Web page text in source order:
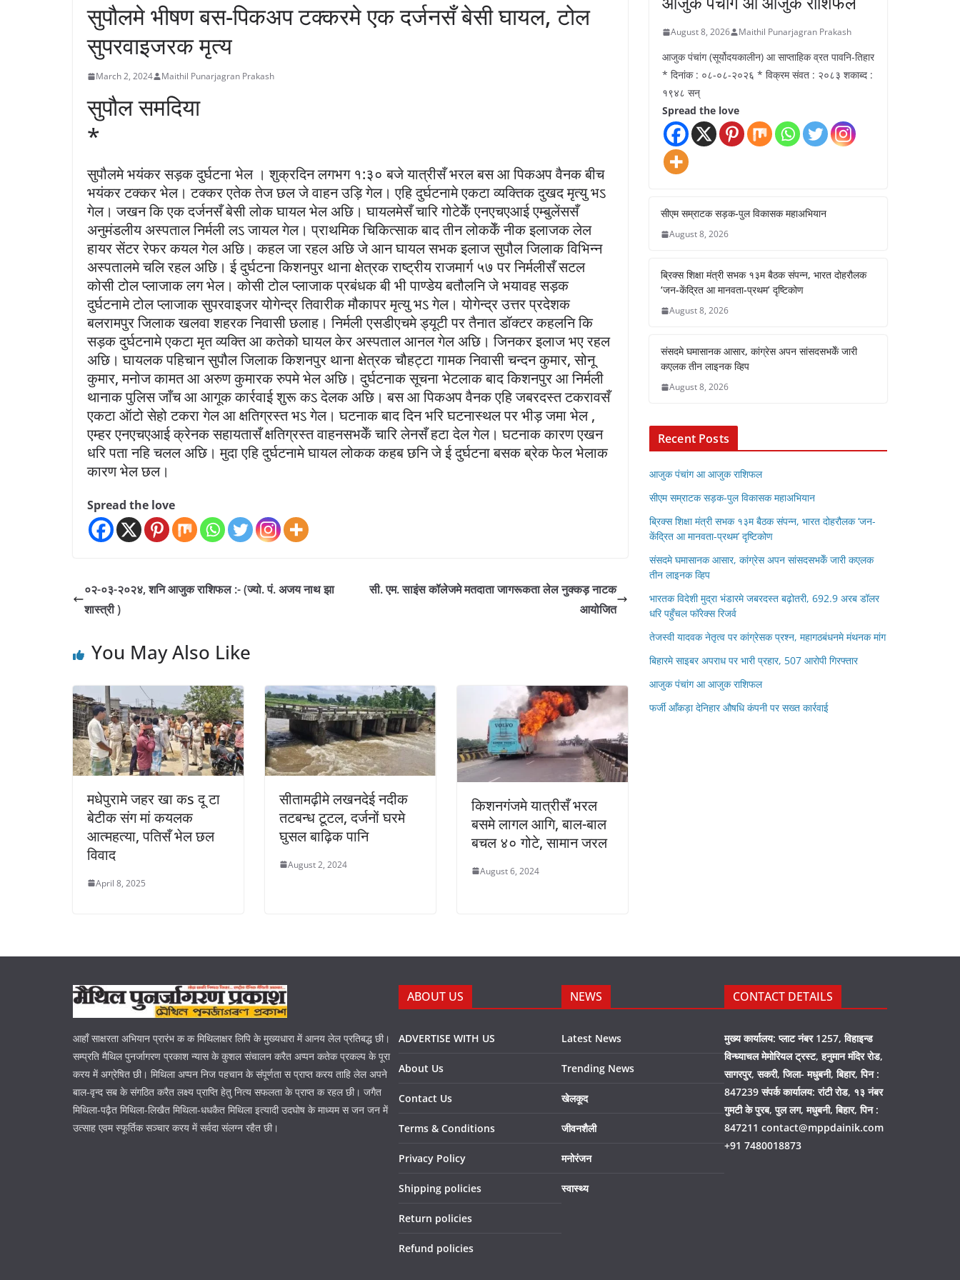
सुपौलमे भीषण बस-पिकअप टक्करमे एक दर्जनसँ बेसी घायल, टोल
सुपरवाइजरक मृत्य
March 2, 2024 Maithil Punarjagran Prakash
सुपौल समदिया
*
सुपौलमे भयंकर सड़क दुर्घटना भेल । शुक्रदिन लगभग १:३० बजे यात्रीसँ भरल बस आ पिकअप वैनक बीच
भयंकर टक्कर भेल। टक्कर एतेक तेज छल जे वाहन उड़ि गेल। एहि दुर्घटनामे एकटा व्यक्तिक दुखद मृत्यु भऽ
गेल। जखन कि एक दर्जनसँ बेसी लोक घायल भेल अछि। घायलमेसँ चारि गोटेकेँ एनएचएआई एम्बुलेंससँ
अनुमंडलीय अस्पताल निर्मली लऽ जायल गेल। प्राथमिक चिकित्साक बाद तीन लोककेँ नीक इलाजक लेल
हायर सेंटर रेफर कयल गेल अछि। कहल जा रहल अछि जे आन घायल सभक इलाज सुपौल जिलाक विभिन्न
अस्पतालमे चलि रहल अछि। ई दुर्घटना किशनपुर थाना क्षेत्रक राष्ट्रीय राजमार्ग ५७ पर निर्मलीसँ सटल
कोसी टोल प्लाजाक लग भेल। कोसी टोल प्लाजाक प्रबंधक बी भी पाण्डेय बतौलनि जे भयावह सड़क
दुर्घटनामे टोल प्लाजाक सुपरवाइजर योगेन्द्र तिवारीक मौकापर मृत्यु भऽ गेल। योगेन्द्र उत्तर प्रदेशक
बलरामपुर जिलाक खलवा शहरक निवासी छलाह। निर्मली एसडीएचमे ड्यूटी पर तैनात डॉक्टर कहलनि कि
सड़क दुर्घटनामे एकटा मृत व्यक्ति आ कतेको घायल केर अस्पताल आनल गेल अछि। जिनकर इलाज भए रहल
अछि। घायलक पहिचान सुपौल जिलाक किशनपुर थाना क्षेत्रक चौहट्टा गामक निवासी चन्दन कुमार, सोनू
कुमार, मनोज कामत आ अरुण कुमारक रुपमे भेल अछि। दुर्घटनाक सूचना भेटलाक बाद किशनपुर आ निर्मली
थानाक पुलिस जाँच आ आगूक कार्रवाई शुरू कऽ देलक अछि। बस आ पिकअप वैनक एहि जबरदस्त टकरावसँ
एकटा ऑटो सेहो टकरा गेल आ क्षतिग्रस्त भऽ गेल। घटनाक बाद दिन भरि घटनास्थल पर भीड़ जमा भेल ,
एम्हर एनएचएआई क्रेनक सहायतासँ क्षतिग्रस्त वाहनसभकेँ चारि लेनसँ हटा देल गेल। घटनाक कारण एखन
धरि पता नहि चलल अछि। मुदा एहि दुर्घटनामे घायल लोकक कहब छनि जे ई दुर्घटना बसक ब्रेक फेल भेलाक
कारण भेल छल।
Spread the love
०२-०३-२०२४, शनि आजुक राशिफल :- (ज्यो. पं. अजय नाथ झा
शास्त्री )
सी. एम. साइंस कॉलेजमे मतदाता जागरूकता लेल नुक्कड़ नाटक
आयोजित
You May Also Like
मधेपुरामे जहर खा कs दू टा
बेटीक संग मां कयलक
आत्महत्या, पतिसँ भेल छल
विवाद
April 8, 2025
सीतामढ़ीमे लखनदेई नदीक
तटबन्ध टूटल, दर्जनों घरमे
घुसल बाढ़िक पानि
August 2, 2024
किशनगंजमे यात्रीसँ भरल
बसमे लागल आगि, बाल-बाल
बचल ४० गोटे, सामान जरल
August 6, 2024
August 8, 2026 Maithil Punarjagran Prakash
आजुक पंचांग (सूर्योदयकालीन) आ साप्ताहिक व्रत पावनि-तिहार
* दिनांक : ०८-०८-२०२६ * विक्रम संवत : २०८३ शकाब्द :
१९४८ सन्
Spread the love
सीएम सम्राटक सड़क-पुल विकासक महाअभियान
August 8, 2026
ब्रिक्स शिक्षा मंत्री सभक १३म बैठक संपन्न, भारत दोहरौलक
‘जन-केंद्रित आ मानवता-प्रथम’ दृष्टिकोण
August 8, 2026
संसदमे घमासानक आसार, कांग्रेस अपन सांसदसभकेँ जारी
कएलक तीन लाइनक व्हिप
August 8, 2026
Recent Posts
आजुक पंचांग आ आजुक राशिफल
सीएम सम्राटक सड़क-पुल विकासक महाअभियान
ब्रिक्स शिक्षा मंत्री सभक १३म बैठक संपन्न, भारत दोहरौलक ‘जन-
केंद्रित आ मानवता-प्रथम’ दृष्टिकोण
संसदमे घमासानक आसार, कांग्रेस अपन सांसदसभकेँ जारी कएलक
तीन लाइनक व्हिप
भारतक विदेशी मुद्रा भंडारमे जबरदस्त बढ़ोतरी, 692.9 अरब डॉलर
धरि पहुँचल फॉरेक्स रिजर्व
तेजस्वी यादवक नेतृत्व पर कांग्रेसक प्रश्न, महागठबंधनमे मंथनक मांग
बिहारमे साइबर अपराध पर भारी प्रहार, 507 आरोपी गिरफ्तार
आजुक पंचांग आ आजुक राशिफल
फर्जी आँकड़ा देनिहार औषधि कंपनी पर सख्त कार्रवाई
आहाँ साक्षरता अभियान प्रारंभ क क मिथिलाक्षर लिपि के मुख्यधारा में आनय लेल प्रतिबद्ध छी।
सम्प्रति मैथिल पुनर्जागरण प्रकाश न्यास के कुशल संचालन करैत अप्पन कतेक प्रकल्प के पूरा
करय में अग्रेषित छी। मिथिला अप्पन निज पहचान के संपूर्णता स प्राप्त करय ताहि लेल अपने
बाल-वृन्द सब के संगठित करैत लक्ष्य प्राप्ति हेतु नित्य सफलता के प्राप्त क रहल छी। जगैत
मिथिला-पढ़ैत मिथिला-लिखैत मिथिला-धधकैत मिथिला इत्यादी उदघोष के माध्यम स जन जन में
उत्साह एवम स्फूर्तिक सञ्चार करय में सर्वदा संलग्न रहैत छी।
ABOUT US
ADVERTISE WITH US
About Us
Contact Us
Terms & Conditions
Privacy Policy
Shipping policies
Return policies
Refund policies
NEWS
Latest News
Trending News
खेलकूद
जीवनशैली
मनोरंजन
स्वास्थ्य
CONTACT DETAILS
मुख्य कार्यालय: प्लाट नंबर 1257, विहाइन्ड
विन्ध्याचल मेमोरियल ट्रस्ट, हनुमान मंदिर रोड,
सागरपुर, सकरी, जिला- मधुबनी, बिहार, पिन :
847239 संपर्क कार्यालय: रांटी रोड, १३ नंबर
गुमटी के पुरब, पुल लग, मधुबनी, बिहार, पिन :
847211 contact@mppdainik.com
+91 7480018873